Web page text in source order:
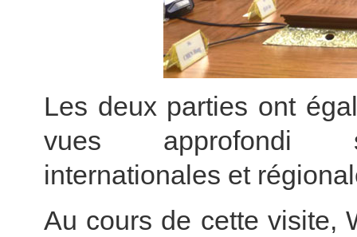
Les deux parties ont
vues approfondi
internationales et
Au cours de cette visite,